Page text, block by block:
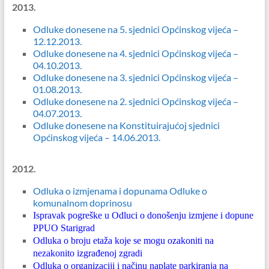
2013.
Odluke donesene na 5. sjednici Općinskog vijeća –
12.12.2013.
Odluke donesene na 4. sjednici Općinskog vijeća –
04.10.2013.
Odluke donesene na 3. sjednici Općinskog vijeća –
01.08.2013.
Odluke donesene na 2. sjednici Općinskog vijeća –
04.07.2013.
Odluke donesene na Konstituirajućoj sjednici
Općinskog vijeća – 14.06.2013.
2012.
Odluka o izmjenama i dopunama Odluke o
komunalnom doprinosu
Ispravak pogreške u Odluci o donošenju izmjene i dopune
PPUO Starigrad
Odluka o broju etaža koje se mogu ozakoniti na
nezakonito izgrađenoj zgradi
Odluka o organizaciji i načinu naplate parkiranja na